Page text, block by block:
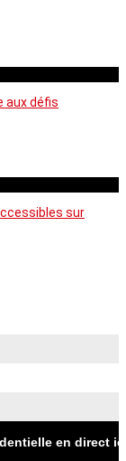
aux défis
sur
en direct